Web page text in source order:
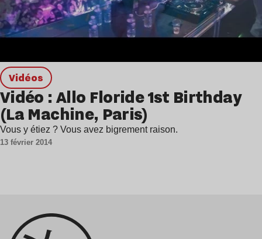
Vidéos
Vidéo : Allo Floride 1st Birthday
(La Machine, Paris)
Vous y étiez ? Vous avez bigrement raison.
13 février 2014